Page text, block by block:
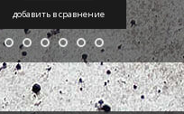
добавить в сравнение